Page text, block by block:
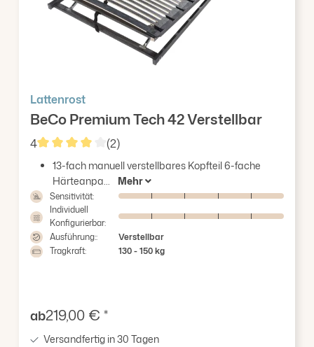
Lattenrost
BeCo Premium Tech 42 Verstellbar
4
Durchschnittliche Bewertung von 4 von 5 Sternen
(2)
13-fach manuell verstellbares Kopfteil 6-fache
Härteanpa...
Mehr
Sensitivität:
Individuell
Konfigurierbar:
Ausführung::
Verstellbar
Tragkraft:
130 - 150 kg
Verkaufspreis:
ab219,00 € *
Versandfertig in 30 Tagen